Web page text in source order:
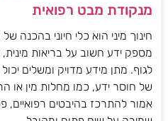
מנקודת מבט רפואית
חינוך מיני הוא כלי חיוני בהכנה
מספק ידע חשוב על בריאות מינית,
לגוף. מתן מידע מדויק ומשלים
של חוסר ידע, כמו מחלות מין או
אמור להתרכז בהיבטים רפואיים,